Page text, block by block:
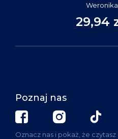
29,94
Poznaj nas
Oznacz nas i pokaż, że czytasz